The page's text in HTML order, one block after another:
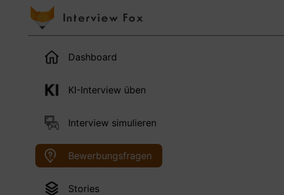
Dashboard
KI-Interview üben
Interview simulieren
Bewerbungsfragen
Stories